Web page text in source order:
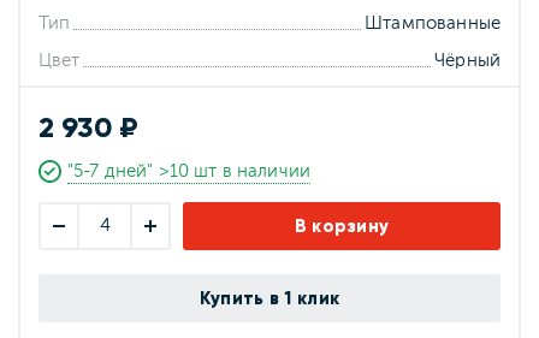
Тип Штампованные
Цвет Чёрный
2 930 ₽
"5-7 дней" >10 шт в наличии
В корзину
Купить в 1 клик